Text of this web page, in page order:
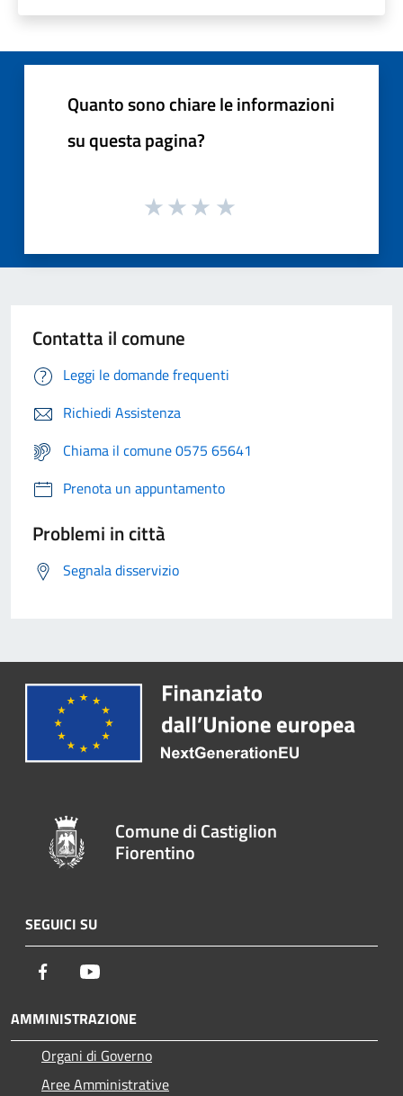
Quanto sono chiare le informazioni
su questa pagina?
Contatta il comune
Leggi le domande frequenti
Richiedi Assistenza
Chiama il comune 0575 65641
Prenota un appuntamento
Problemi in città
Segnala disservizio
Comune di Castiglion
Fiorentino
SEGUICI SU
Facebook
AMMINISTRAZIONE
Organi di Governo
Aree Amministrative